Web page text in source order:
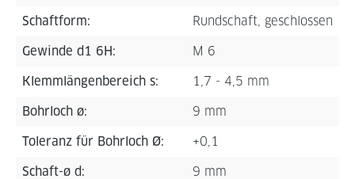
Schaftform: Rundschaft, geschlossen
Gewinde d1 6H: M 6
Klemmlängenbereich s: 1,7 - 4,5 mm
Bohrloch ø: 9 mm
Toleranz für Bohrloch Ø: +0,1
Schaft-ø d: 9 mm